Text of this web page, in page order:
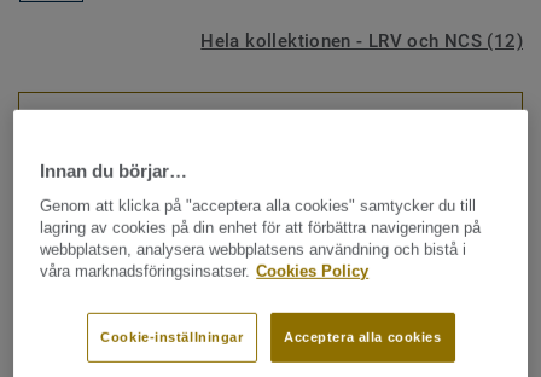
Hela kollektionen - LRV och NCS (12)
Textilgolv - plattor|Lösläggning
Grain - Grain B867 8833
DESSO Grain är ett golv vars öglelugg i olika höjder ger en
naturlig mjuk dynamik till interiören, oberoende av övriga
Innan du börjar…
Genom att klicka på "acceptera alla cookies" samtycker du till
lagring av cookies på din enhet för att förbättra navigeringen på
webbplatsen, analysera webbplatsens användning och bistå i
våra marknadsföringsinsatser. Cookies Policy
Acceptera alla cookies
Cookie-inställningar